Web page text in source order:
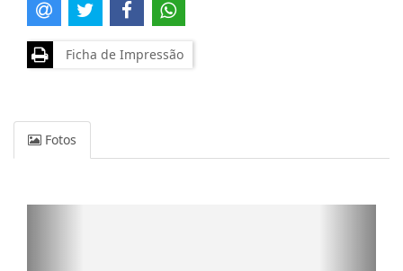
Ficha de Impressão
Fotos